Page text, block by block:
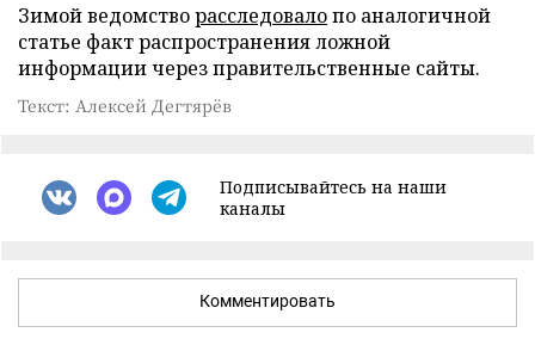
Зимой ведомстворасследовалопо аналогичной
статье факт распространения ложной
информации через правительственные сайты.
Текст: Алексей Дегтярёв
Подписывайтесь на наши
каналы
Комментировать